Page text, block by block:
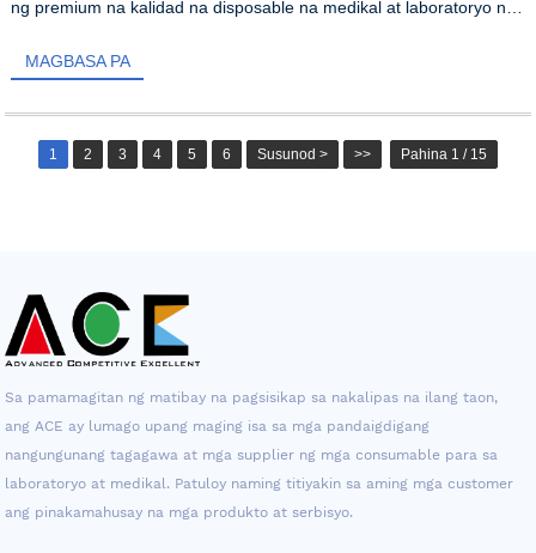
ng premium na kalidad na disposable na medikal at laboratoryo na
MAGBASA PA
1 2 3 4 5 6 Susunod > >> Pahina 1 / 15
Sa pamamagitan ng matibay na pagsisikap sa nakalipas na ilang taon,
ang ACE ay lumago upang maging isa sa mga pandaigdigang
nangungunang tagagawa at mga supplier ng mga consumable para sa
laboratoryo at medikal. Patuloy naming titiyakin sa aming mga customer
ang pinakamahusay na mga produkto at serbisyo.